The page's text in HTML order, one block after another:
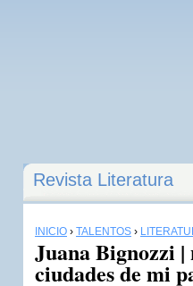
Revista Literatura
INICIO › TALENTOS ›
Juana Bignozzi |
ciudades de mi